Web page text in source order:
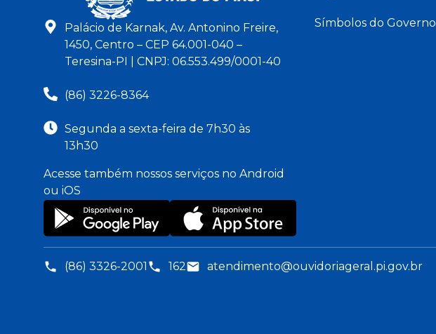
Palácio de Karnak, Av. Antonino Freire,
1450, Centro – CEP 64.001-040 –
Teresina-PI | CNPJ: 06.553.499/0001-40
(86) 3226-8364
Segunda a sexta-feira de 7h30 às
13h30
Acesse também nossos serviços no Android
ou iOS
Símbolos do Governo
(86) 3326-2001 162 atendimento@ouvidoriageral.pi.gov.br